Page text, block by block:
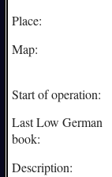
Place:
Map:
Start of operation:
Last Low German
book:
Description: